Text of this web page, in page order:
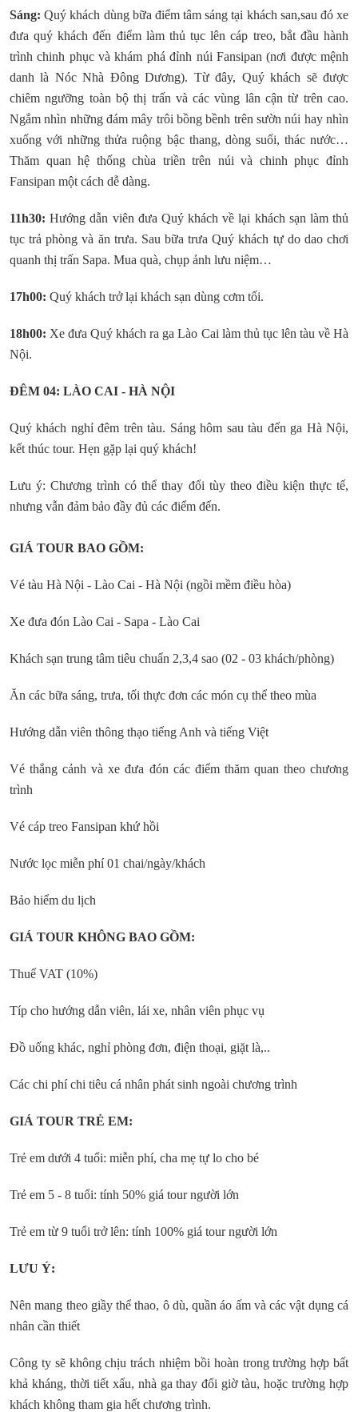
Sáng: Quý khách dùng bữa điểm tâm sáng tại khách san,sau đó xe
đưa quý khách đến điểm làm thủ tục lên cáp treo, bắt đầu hành
trình chinh phục và khám phá đỉnh núi Fansipan (nơi được mệnh
danh là Nóc Nhà Đông Dương). Từ đây, Quý khách sẽ được
chiêm ngưỡng toàn bộ thị trấn và các vùng lân cận từ trên cao.
Ngắm nhìn những đám mây trôi bồng bềnh trên sườn núi hay nhìn
xuống với những thửa ruộng bậc thang, dòng suối, thác nước…
Thăm quan hệ thống chùa triền trên núi và chinh phục đỉnh
Fansipan một cách dễ dàng.
11h30: Hướng dẫn viên đưa Quý khách về lại khách sạn làm thủ
tục trả phòng và ăn trưa. Sau bữa trưa Quý khách tự do dao chơi
quanh thị trấn Sapa. Mua quà, chụp ảnh lưu niệm…
17h00: Quý khách trở lại khách sạn dùng cơm tối.
18h00: Xe đưa Quý khách ra ga Lào Cai làm thủ tục lên tàu về Hà
Nội.
ĐÊM 04: LÀO CAI - HÀ NỘI
Quý khách nghỉ đêm trên tàu. Sáng hôm sau tàu đến ga Hà Nội,
kết thúc tour. Hẹn gặp lại quý khách!
Lưu ý: Chương trình có thể thay đổi tùy theo điều kiện thực tế,
nhưng vẫn đảm bảo đầy đủ các điểm đến.
GIÁ TOUR BAO GỒM:
Vé tàu Hà Nội - Lào Cai - Hà Nội (ngồi mềm điều hòa)
Xe đưa đón Lào Cai - Sapa - Lào Cai
Khách sạn trung tâm tiêu chuẩn 2,3,4 sao (02 - 03 khách/phòng)
Ăn các bữa sáng, trưa, tối thực đơn các món cụ thể theo mùa
Hướng dẫn viên thông thạo tiếng Anh và tiếng Việt
Vé thắng cảnh và xe đưa đón các điểm thăm quan theo chương
trình
Vé cáp treo Fansipan khứ hồi
Nước lọc miễn phí 01 chai/ngày/khách
Bảo hiểm du lịch
GIÁ TOUR KHÔNG BAO GỒM:
Thuế VAT (10%)
Típ cho hướng dẫn viên, lái xe, nhân viên phục vụ
Đồ uống khác, nghỉ phòng đơn, điện thoại, giặt là,..
Các chi phí chi tiêu cá nhân phát sinh ngoài chương trình
GIÁ TOUR TRẺ EM:
Trẻ em dưới 4 tuổi: miễn phí, cha mẹ tự lo cho bé
Trẻ em 5 - 8 tuổi: tính 50% giá tour người lớn
Trẻ em từ 9 tuổi trở lên: tính 100% giá tour người lớn
LƯU Ý:
Nên mang theo giầy thể thao, ô dù, quần áo ấm và các vật dụng cá
nhân cần thiết
Công ty sẽ không chịu trách nhiệm bồi hoàn trong trường hợp bất
khả kháng, thời tiết xấu, nhà ga thay đổi giờ tàu, hoặc trường hợp
khách không tham gia hết chương trình.